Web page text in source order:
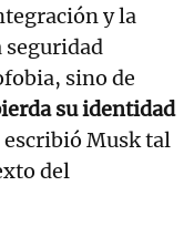
y la
seguridad
sino de
su identidad
Musk tal
del